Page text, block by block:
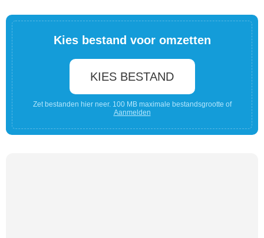
Kies bestand voor omzetten
KIES BESTAND
Zet bestanden hier neer. 100 MB maximale bestandsgrootte of
Aanmelden